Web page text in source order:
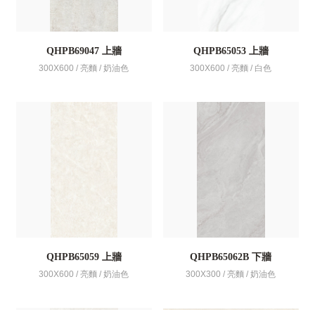
QHPB69047 上牆
300X600 / 亮麵 / 奶油色
QHPB65053 上牆
300X600 / 亮麵 / 白色
QHPB65059 上牆
300X600 / 亮麵 / 奶油色
QHPB65062B 下牆
300X300 / 亮麵 / 奶油色